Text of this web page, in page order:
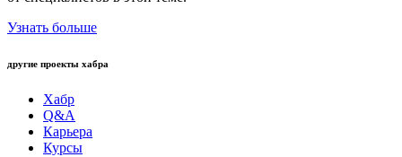
Узнать больше
другие проекты хабра
Хабр
Q&A
Карьера
Курсы